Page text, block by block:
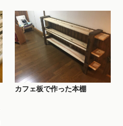
カフェ板で作った本棚